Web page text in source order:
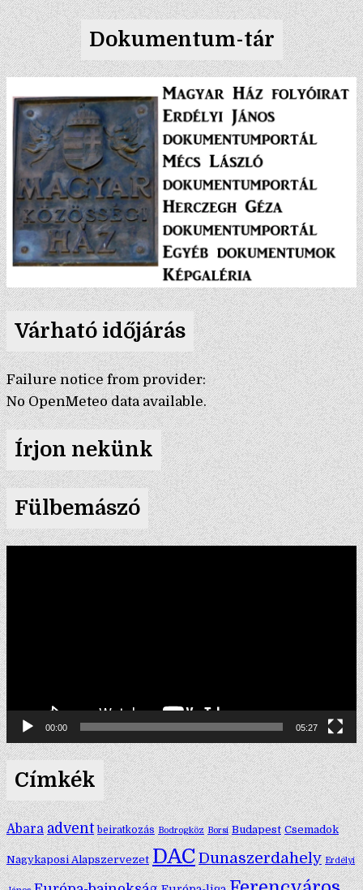
Dokumentum-tár
Várható időjárás
Failure notice from provider:
No OpenMeteo data available.
Írjon nekünk
Fülbemászó
Videólejátszó
00:00 05:27
Címkék
Abara advent beiratkozás Bodrogköz Borsi Budapest Csemadok
Nagykaposi Alapszervezet DACDunaszerdahely Erdélyi